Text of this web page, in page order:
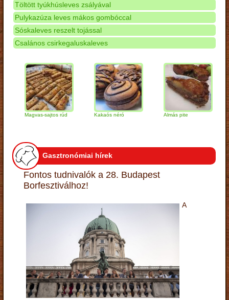
Töltött tyúkhúsleves zsályával
Pulykazúza leves mákos gombóccal
Sóskaleves reszelt tojással
Csalános csirkegaluskaleves
Magvas-sajtos rúd Kakaós néró Almás pite
Gasztronómiai hírek
Fontos tudnivalók a 28. Budapest
Borfesztiválhoz!
A